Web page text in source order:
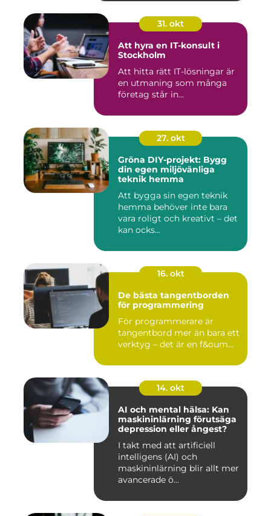
31. okt
Att hyra en IT-konsult i
Stockholm
Att hitta rätt IT-lösningar är
en utmaning som många
företag står in...
27. okt
Gröna DIY-projekt: Bygg
din egen miljövänliga
teknik hemma
Att bygga sin egen teknik
hemma behöver inte bara
vara roligt och kreativt – det
kan ocks...
16. okt
De bästa tangentborden
för programmering
För programmerare är
tangentbord mer än bara ett
verktyg – det är en f&oum...
14. okt
AI och mental hälsa: Kan
maskininlärning förutsäga
depression eller ångest?
I takt med att artificiell
intelligens (AI) och
maskininlärning blir allt mer
avancerade ö...